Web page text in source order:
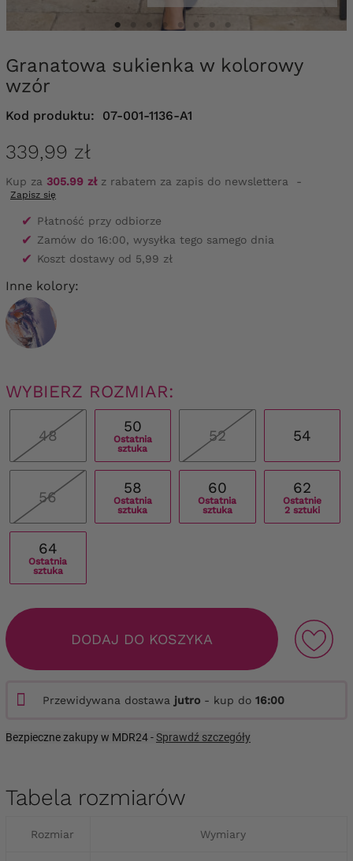
Granatowa sukienka w kolorowy
wzór
Kod produktu: 07-001-1136-A1
339,99 zł
Kup za 305.99 złz rabatem za zapis do newslettera -
Zapisz się
✔ Płatność przy odbiorze
✔ Zamów do 16:00, wysyłka tego samego dnia
✔ Koszt dostawy od 5,99 zł
Inne kolory:
WYBIERZ ROZMIAR:
48
50
Ostatnia
sztuka
52 54
56
58
Ostatnia
sztuka
60
Ostatnia
sztuka
62
Ostatnie
2 sztuki
64
Ostatnia
sztuka
DODAJ DO KOSZYKA
Przewidywana dostawa jutro - kup do 16:00
Bezpieczne zakupy w MDR24 -Sprawdź szczegóły
Tabela rozmiarów
Rozmiar Wymiary